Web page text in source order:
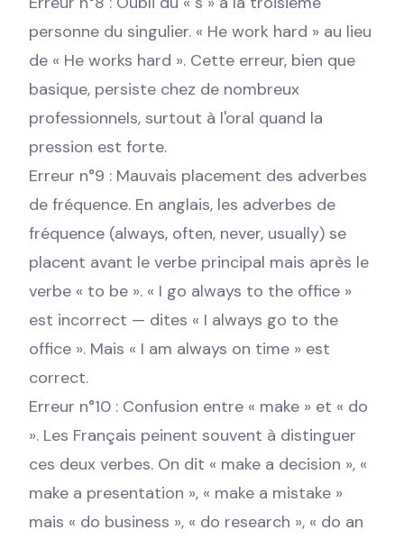
personne du singulier. « He work hard » au lieu
de « He works hard ». Cette erreur, bien que
basique, persiste chez de nombreux
professionnels, surtout à l'oral quand la
pression est forte.
Erreur n°9 : Mauvais placement des adverbes
de fréquence. En anglais, les adverbes de
fréquence (always, often, never, usually) se
placent avant le verbe principal mais après le
verbe « to be ». « I go always to the office »
est incorrect — dites « I always go to the
office ». Mais « I am always on time » est
correct.
Erreur n°10 : Confusion entre « make » et « do
». Les Français peinent souvent à distinguer
ces deux verbes. On dit « make a decision », «
make a presentation », « make a mistake »
mais « do business », « do research », « do an